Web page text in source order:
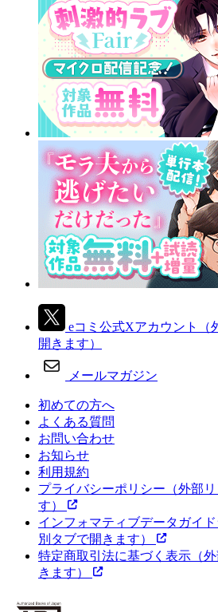
eコミ公式Xアカウント
開きます）
メールマガジン
初めての方へ
よくある質問
お問い合わせ
お知らせ
利用規約
プライバシーポリシー （外部
す）
インフォマティブデータガイ
別タブで開きます）
特定商取引法に基づく表示 （
きます）